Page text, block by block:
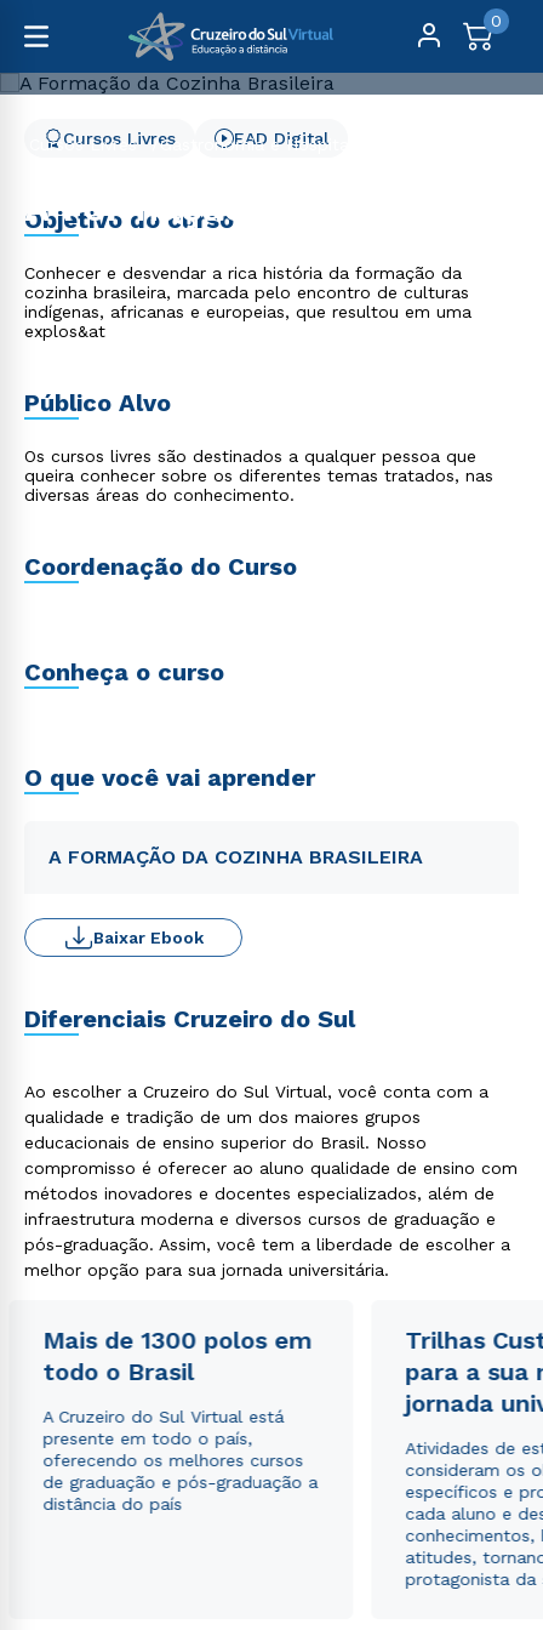
0
Cursos Livres
Gastronomia e Hospitalidade
A Formação da Cozinha
Brasileira
Cursos Livres EAD Digital
Objetivo do curso
Conhecer e desvendar a rica história da formação da
cozinha brasileira, marcada pelo encontro de culturas
indígenas, africanas e europeias, que resultou em uma
explos&at
Público Alvo
Os cursos livres são destinados a qualquer pessoa que
queira conhecer sobre os diferentes temas tratados, nas
diversas áreas do conhecimento.
Coordenação do Curso
Conheça o curso
O que você vai aprender
A FORMAÇÃO DA COZINHA BRASILEIRA
Baixar Ebook
Diferenciais Cruzeiro do Sul
Ao escolher a Cruzeiro do Sul Virtual, você conta com a
qualidade e tradição de um dos maiores grupos
educacionais de ensino superior do Brasil. Nosso
compromisso é oferecer ao aluno qualidade de ensino com
métodos inovadores e docentes especializados, além de
infraestrutura moderna e diversos cursos de graduação e
pós-graduação. Assim, você tem a liberdade de escolher a
melhor opção para sua jornada universitária.
Mais de 1300 polos em
todo o Brasil
A Cruzeiro do Sul Virtual está
presente em todo o país,
oferecendo os melhores cursos
de graduação e pós-graduação a
distância do país
Trilhas
para a sua
jornada
Atividades de
consideram os
específicos e
cada aluno e
conhecimentos,
atitudes,
protagonista da